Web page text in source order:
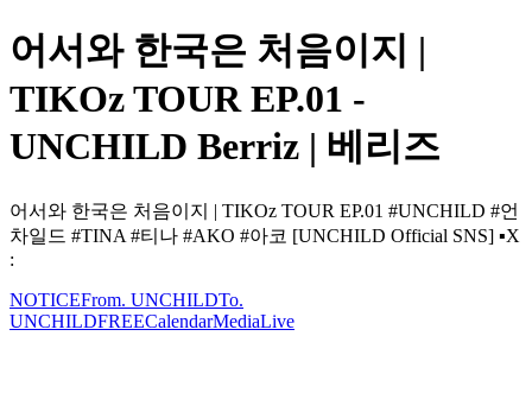
어서와 한국은 처음이지 |
TIKOz TOUR EP.01 -
UNCHILD Berriz | 베리즈
어서와 한국은 처음이지 | TIKOz TOUR EP.01 #UNCHILD #언
차일드 #TINA #티나 #AKO #아코 [UNCHILD Official SNS] ▪️X
:
NOTICEFrom. UNCHILDTo.
UNCHILDFREECalendarMediaLive